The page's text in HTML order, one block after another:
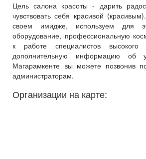
Цель салона красоты - дарить
чувствовать себя красивой
своем имидже, используем для
оборудование, профессиональную
к работе специалистов высокого
дополнительную информацию об
Магарамкенте вы можете позвонив
администраторам.
Организации на карте: